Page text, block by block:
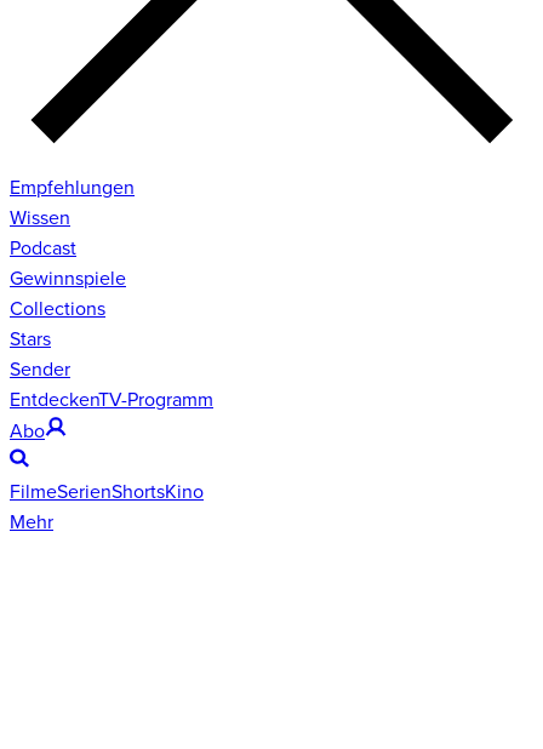
Empfehlungen
Wissen
Podcast
Gewinnspiele
Collections
Stars
Sender
EntdeckenTV-Programm
Abo
FilmeSerienShortsKino
Mehr